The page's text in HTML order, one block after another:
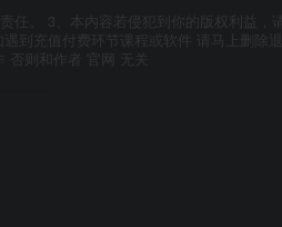
任。 3、本内容若侵犯到你的版权利益，
到充值付费环节课程或软件 请马上删除
则和作者 官网 无关